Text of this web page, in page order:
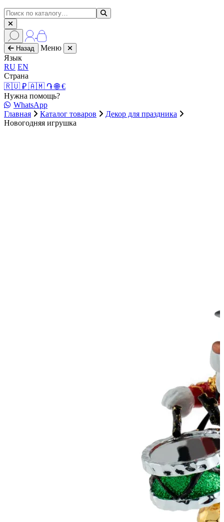
Назад
Меню
Язык
RU EN
Страна
🇷🇺 ₽ 🇦🇲 ֏🌐 €
Нужна помощь?
WhatsApp
Главная
Каталог товаров
Декор для праздника
Новогодняя игрушка